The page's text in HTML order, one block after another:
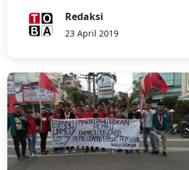
Redaksi
23 April 2019